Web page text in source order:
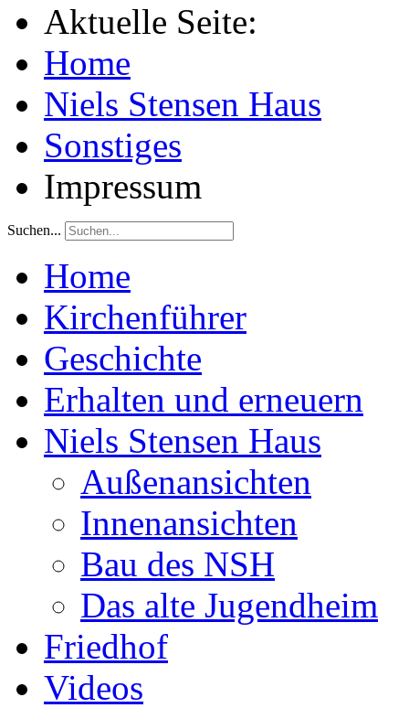
Aktuelle Seite:
Home
Niels Stensen Haus
Sonstiges
Impressum
Suchen...
Home
Kirchenführer
Geschichte
Erhalten und erneuern
Niels Stensen Haus
Außenansichten
Innenansichten
Bau des NSH
Das alte Jugendheim
Friedhof
Videos